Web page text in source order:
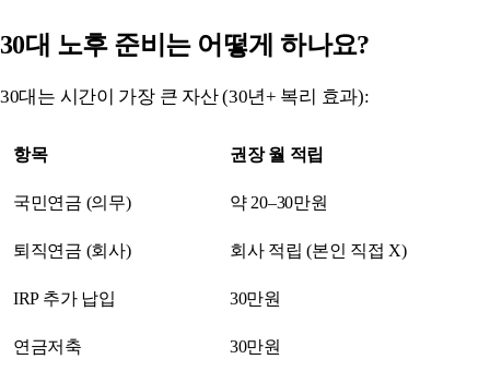
30대 노후 준비는 어떻게 하나요?
30대는 시간이 가장 큰 자산 (30년+ 복리 효과):
항목 권장 월 적립
국민연금 (의무) 약 20–30만원
퇴직연금 (회사) 회사 적립 (본인 직접 X)
IRP 추가 납입 30만원
연금저축 30만원